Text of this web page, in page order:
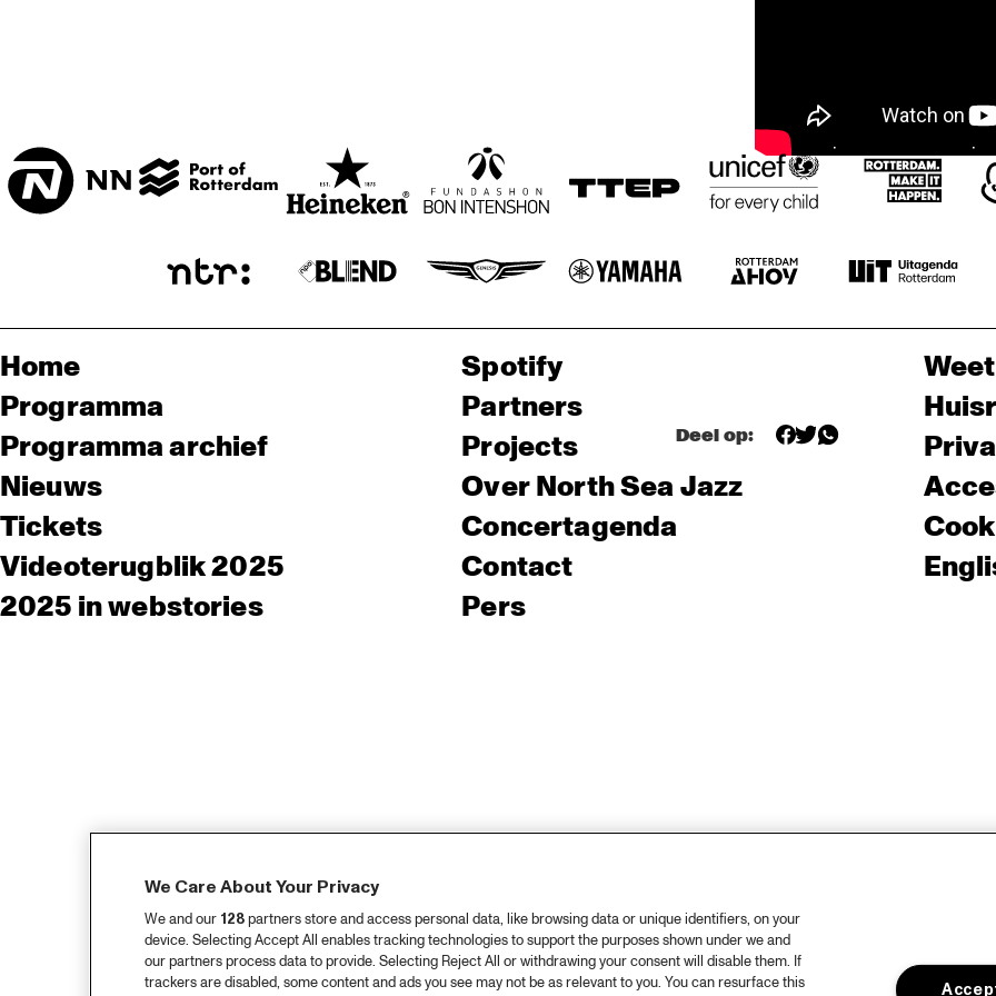
Deel op:
Home
Programma
Programma archief
Nieuws
Tickets
Videoterugblik 2025
2025 in webstories
Spotify
Partners
Projects
Over North Sea Jazz
Concertagenda
Contact
Pers
We Care About Your Privacy
We and our 128partners store and access personal data, like browsing data or unique identifiers, on your
device. Selecting Accept All enables tracking technologies to support the purposes shown under we and
our partners process data to provide. Selecting Reject All or withdrawing your consent will disable them. If
trackers are disabled, some content and ads you see may not be as relevant to you. You can resurface this